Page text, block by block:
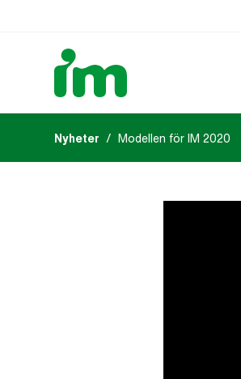
Nyheter Modellen för IM 2020